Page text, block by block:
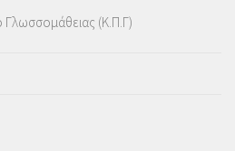
Γλωσσομάθειας (Κ.Π.Γ)